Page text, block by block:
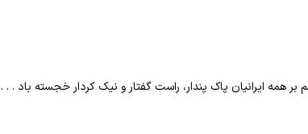
بر همه ایرانیان پاک پندار، راست گفتار و نیک کردار خجسته باد . . .